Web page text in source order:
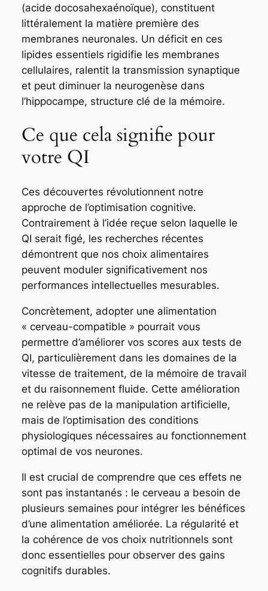
(acide docosahexaénoïque), constituent
littéralement la matière première des
membranes neuronales. Un déficit en ces
lipides essentiels rigidifie les membranes
cellulaires, ralentit la transmission synaptique
et peut diminuer la neurogenèse dans
l’hippocampe, structure clé de la mémoire.
Ce que cela signifie pour
votre QI
Ces découvertes révolutionnent notre
approche de l’optimisation cognitive.
Contrairement à l’idée reçue selon laquelle le
QI serait figé, les recherches récentes
démontrent que nos choix alimentaires
peuvent moduler significativement nos
performances intellectuelles mesurables.
Concrètement, adopter une alimentation
« cerveau-compatible » pourrait vous
permettre d’améliorer vos scores aux tests de
QI, particulièrement dans les domaines de la
vitesse de traitement, de la mémoire de travail
et du raisonnement fluide. Cette amélioration
ne relève pas de la manipulation artificielle,
mais de l’optimisation des conditions
physiologiques nécessaires au fonctionnement
optimal de vos neurones.
Il est crucial de comprendre que ces effets ne
sont pas instantanés : le cerveau a besoin de
plusieurs semaines pour intégrer les bénéfices
d’une alimentation améliorée. La régularité et
la cohérence de vos choix nutritionnels sont
donc essentielles pour observer des gains
cognitifs durables.